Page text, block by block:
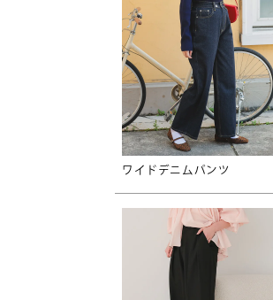
ワイドデニムパンツ